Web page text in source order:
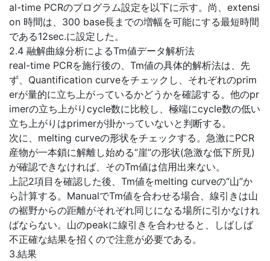
al-time PCRのプログラム設定を以下に示す。尚、extensi
on 時間は、300 base長までの増幅を可能にする最短時間
である12sec.に設定した。
2.4 融解曲線分析によるTm値データ解析法
real-time PCRを施行後の、Tm値の具体的解析法は、先
ず、Quantification curveをチェックし、それぞれのprim
erが量的に立ち上がっているかどうかを確認する。他のpr
imerの立ち上がりcycle数に比較し、極端にcycle数の低い
立ち上がりはprimerが掛かっていないと判断する。
次に、melting curveの形状をチェックする。急激にPCR
産物が一本鎖に解離し始める“崖”の形状(急激な低下所見)
が確認できなければ、そのTm値は信用出来ない。
上記2項目を確認した後、Tm値をmelting curveの“山”か
ら計算する。ManualでTm値を合わせる場合、線引きは山
の裾野からの距離がそれぞれ同じになる場所に引かなけれ
ばならない。山のpeakに線引きを合わせると、しばしば
不正確な結果を招くので注意が必要である。
3.結果